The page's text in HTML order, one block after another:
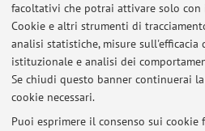
facoltativi che potrai attivare solo con
Cookie e altri strumenti di
analisi statistiche, misure sull'efficacia
istituzionale e analisi dei
Se chiudi questo banner continuerai
cookie necessari.
Puoi esprimere il consenso sui
Risorse in rete
ORCID